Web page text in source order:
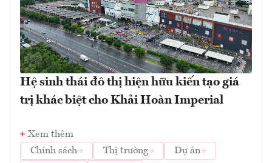
Hệ sinh thái đô thị hiện hữu kiến tạo giá
trị khác biệt cho Khải Hoàn Imperial
Xem thêm
Chính sách
Thị trường
Dự án